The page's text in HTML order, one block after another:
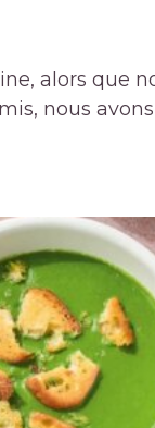
alors que
nous